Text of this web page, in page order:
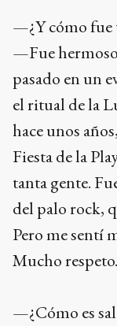
—¿Y cómo fue
—Fue
pasado en un
el ritual de la
hace unos
Fiesta de la
tanta gente.
del palo rock,
Pero me sentí
Mucho
—¿Cómo es